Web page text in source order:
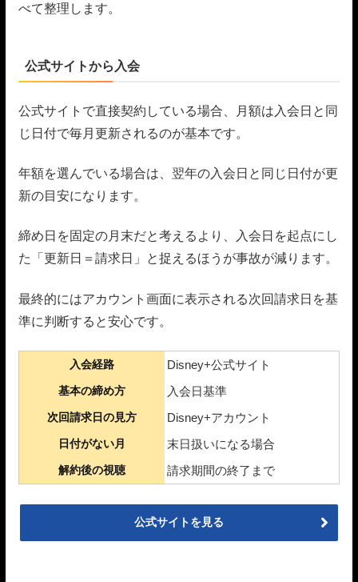
べて整理します。
公式サイトから入会
公式サイトで直接契約している場合、月額は入会日と同
じ日付で毎月更新されるのが基本です。
年額を選んでいる場合は、翌年の入会日と同じ日付が更
新の目安になります。
締め日を固定の月末だと考えるより、入会日を起点にし
た「更新日＝請求日」と捉えるほうが事故が減ります。
最終的にはアカウント画面に表示される次回請求日を基
準に判断すると安心です。
入会経路 Disney+公式サイト
基本の締め方 入会日基準
次回請求日の見方 Disney+アカウント
日付がない月 末日扱いになる場合
解約後の視聴 請求期間の終了まで
公式サイトを見る